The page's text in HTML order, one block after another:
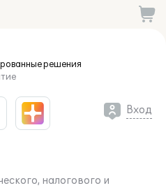
решения
Вход
налогового и